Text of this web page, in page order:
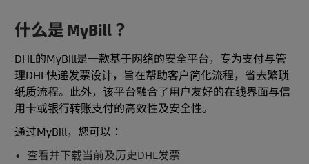
什么是 MyBill？
DHL的MyBill是一款基于网络的安全平台，专为支付与管
理DHL快递发票设计，旨在帮助客户简化流程，省去繁琐
纸质流程。此外，该平台融合了用户友好的在线界面与信
用卡或银行转账支付的高效性及安全性。
通过MyBill，您可以：
查看并下载当前及历史DHL发票